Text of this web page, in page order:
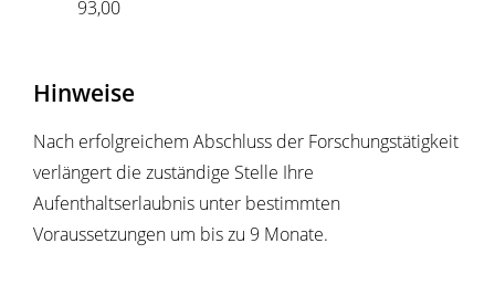
93,00
Hinweise
Nach erfolgreichem Abschluss der Forschungstätigkeit
verlängert die zuständige Stelle Ihre
Aufenthaltserlaubnis unter bestimmten
Voraussetzungen um bis zu 9 Monate.